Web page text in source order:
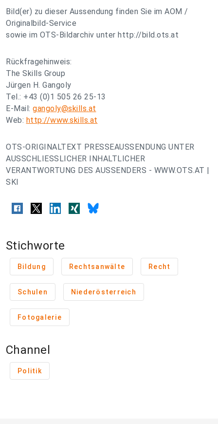
Bild(er) zu dieser Aussendung finden Sie im AOM /
Originalbild-Service
sowie im OTS-Bildarchiv unter http://bild.ots.at
Rückfragehinweis:
The Skills Group
Jürgen H. Gangoly
Tel.: +43 (0)1 505 26 25-13
E-Mail: gangoly@skills.at
Web: http://www.skills.at
OTS-ORIGINALTEXT PRESSEAUSSENDUNG UNTER
AUSSCHLIESSLICHER INHALTLICHER
VERANTWORTUNG DES AUSSENDERS - WWW.OTS.AT |
SKI
Stichworte
Bildung Rechtsanwälte Recht
Schulen Niederösterreich
Fotogalerie
Channel
Politik